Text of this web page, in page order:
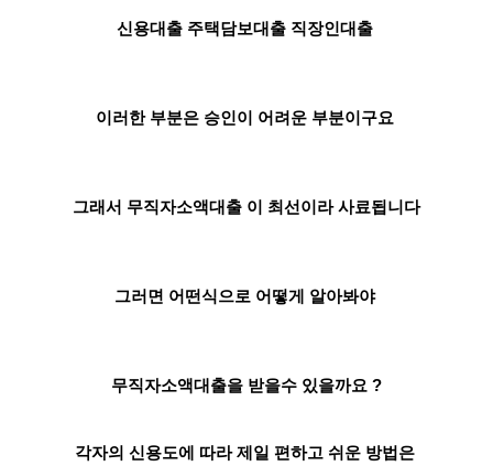
신용대출 주택담보대출 직장인대출
이러한 부분은 승인이 어려운 부분이구요
그래서 무직자소액대출 이 최선이라 사료됩니다
그러면 어떤식으로 어떻게 알아봐야
무직자소액대출을 받을수 있을까요 ?
각자의 신용도에 따라 제일 편하고 쉬운 방법은